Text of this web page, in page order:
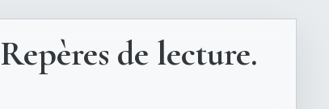
Repères de lecture.